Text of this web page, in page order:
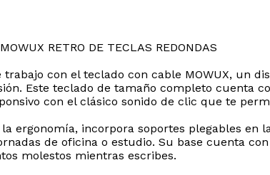
RETRO DE TECLAS REDONDAS
con el teclado con cable MOWUX, un
Este teclado de tamaño completo cuenta
con el clásico sonido de clic que te
la ergonomía, incorpora soportes plegables
de oficina o estudio. Su base cuenta
molestos mientras escribes.